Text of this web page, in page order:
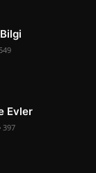
549
Evler
397